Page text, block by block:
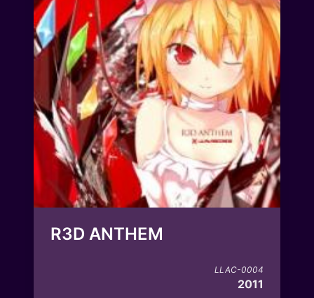
R3D ANTHEM
LLAC-0004
2011